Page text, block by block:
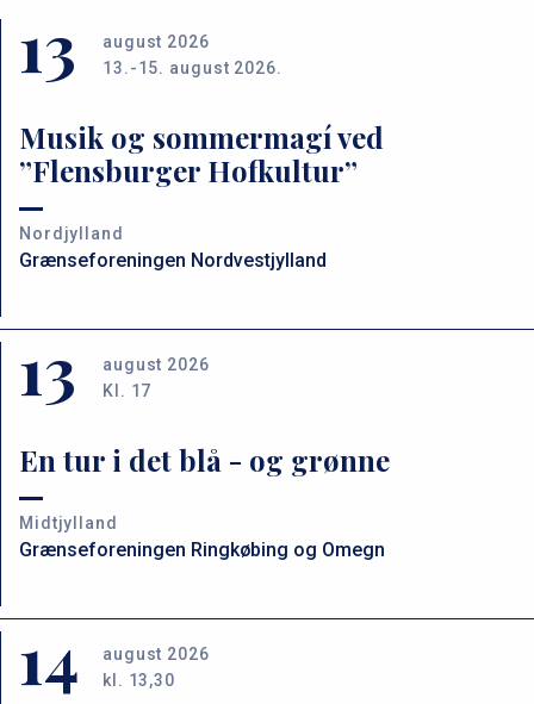
13
august 2026
13.-15. august 2026.
Musik og sommermagí ved
”Flensburger Hofkultur”
Nordjylland
Grænseforeningen Nordvestjylland
13
august 2026
Kl. 17
En tur i det blå - og grønne
Midtjylland
Grænseforeningen Ringkøbing og Omegn
14
august 2026
kl. 13,30